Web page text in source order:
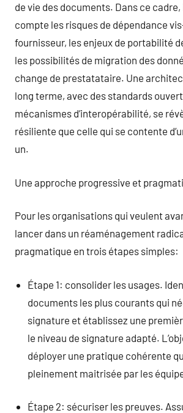
de vie des documents. Dans ce
compte les risques de dépendance
fournisseur, les enjeux de portabilité
les possibilités de migration des
change de prestatataire. Une
long terme, avec des standards
mécanismes d’interopérabilité, se
résiliente que celle qui se contente
un.
Une approche progressive et
Pour les organisations qui veulent
lancer dans un réaménagement
pragmatique en trois étapes simples:
Étape 1: consolider les usages.
documents les plus courants qui
signature et établissez une
le niveau de signature adapté.
déployer une pratique cohérente
pleinement maitrisée par les
Étape 2: sécuriser les preuves.